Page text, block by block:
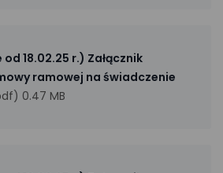
18.02.25 r.) Załącznik
ramowej na świadczenie
0.47 MB